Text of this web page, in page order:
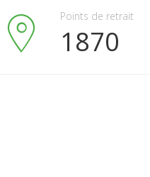
Points de retrait
1870